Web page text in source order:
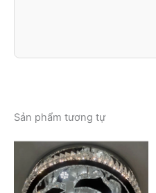
Sản phẩm tương tự